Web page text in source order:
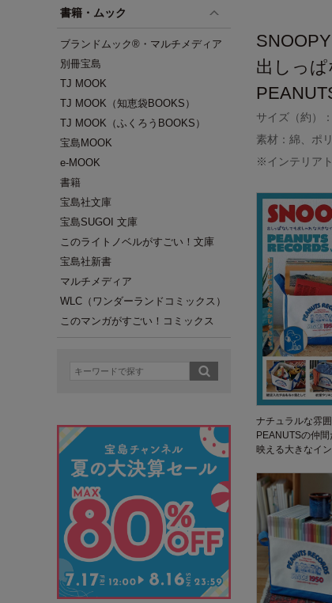
書籍・ムック
ブランドムック®・マルチメディア
別冊宝島
TJ MOOK
TJ MOOK（知恵袋BOOKS）
TJ MOOK（ふくろうBOOKS）
宝島MOOK
e-MOOK
書籍
宝島社文庫
宝島SUGOI 文庫
このライトノベルがすごい！文庫
宝島社新書
マルチメディア
WLC（ワンダーランドコミックス）
このマンガがすごい！コミックス
出しっ
サイズ（約）
素材：綿、ポ
※インテリア
ナチュラルな雰
PEANUTSの仲
映える大きなイ